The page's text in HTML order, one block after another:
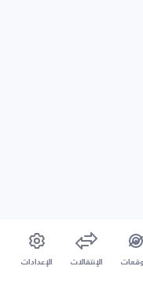
الإنتقالات الإعدادات